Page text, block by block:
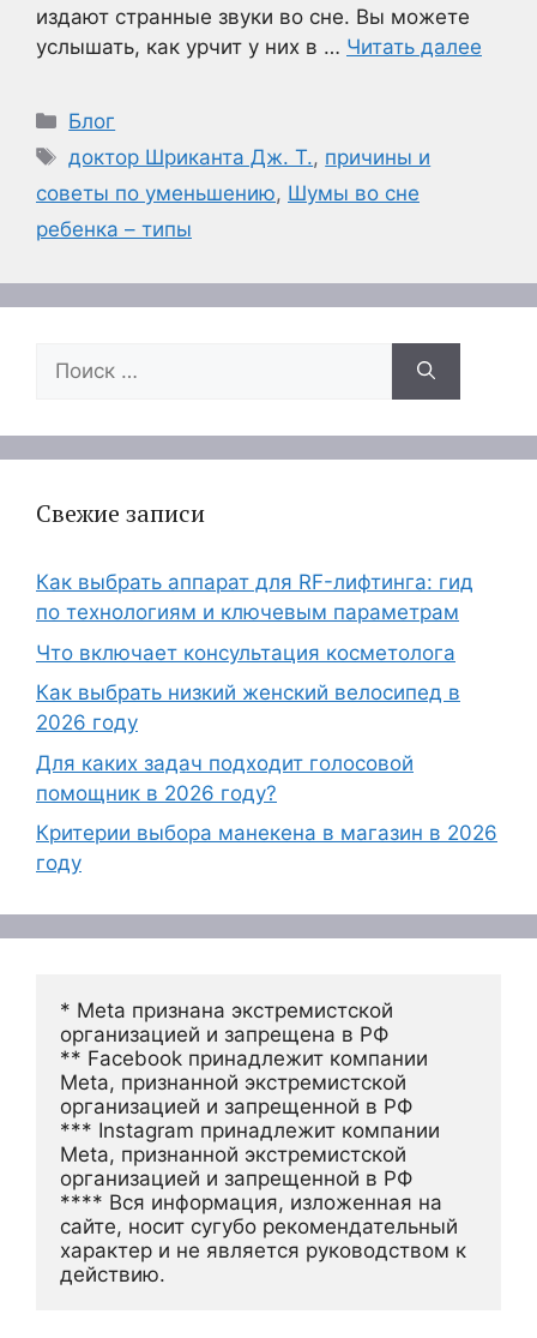
издают странные звуки во сне. Вы можете
услышать, как урчит у них в … Читать далее
Рубрики
Блог
Метки
доктор Шриканта Дж. Т., причины и
советы по уменьшению, Шумы во сне
ребенка – типы
Поиск:
Свежие записи
Как выбрать аппарат для RF-лифтинга: гид
по технологиям и ключевым параметрам
Что включает консультация косметолога
Как выбрать низкий женский велосипед в
2026 году
Для каких задач подходит голосовой
помощник в 2026 году?
Критерии выбора манекена в магазин в 2026
году
* Meta признана экстремистской
организацией и запрещена в РФ
** Facebook принадлежит компании
Meta, признанной экстремистской
организацией и запрещенной в РФ
*** Instagram принадлежит компании
Meta, признанной экстремистской
организацией и запрещенной в РФ
**** Вся информация, изложенная на
сайте, носит сугубо рекомендательный
характер и не является руководством к
действию.